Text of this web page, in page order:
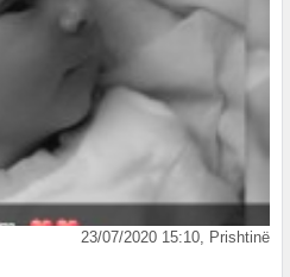
23/07/2020 15:10, Prishtinë